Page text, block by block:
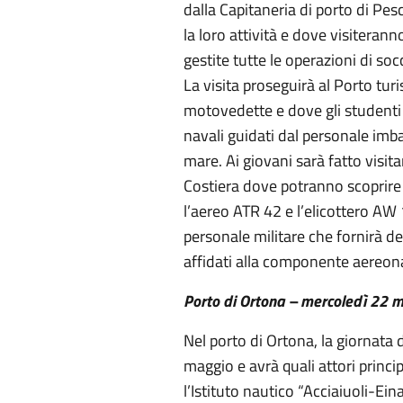
dalla Capitaneria di porto di
la loro attività e dove
gestite tutte le operazioni di
La visita proseguirà al Porto
motovedette e dove gli
navali guidati dal personale
mare. Ai giovani sarà fatto
Costiera dove potranno
l’aereo ATR 42 e l’elicottero
personale militare che fornirà
affidati alla componente
Porto di Ortona – mercoledì 22
Nel porto di Ortona, la giornata
maggio e avrà quali attori
l’Istituto nautico “Acciaiuoli-